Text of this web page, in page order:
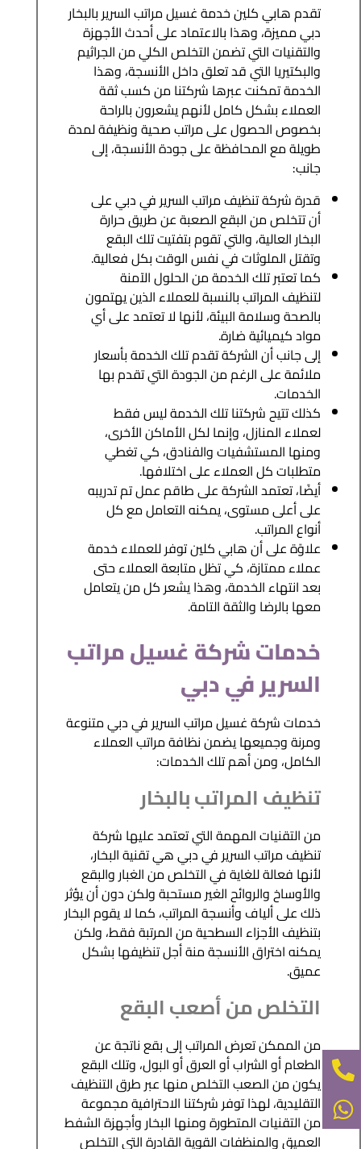
تقدم هابي كلين خدمة غسيل مراتب السرير بالبخار
دبي مميزة، وهذا بالاعتماد على أحدث الأجهزة
والتقنيات التي تضمن التخلص الكلي من الجراثيم
والبكتيريا التي قد تعلق داخل الأنسجة، وهذا
الخدمة تمكنت عبرها شركتنا من كسب ثقة
العملاء بشكل كامل لأنهم يشعرون بالراحة
بخصوص الحصول على مراتب صحية ونظيفة لمدة
طويلة مع المحافظة على جودة الأنسجة، إلى
جانب:
قدرة شركة تنظيف مراتب السرير في دبي على
أن تتخلص من البقع الصعبة عن طريق حرارة
البخار العالية، والتي تقوم بتفتيت تلك البقع
وتقتل الملوثات في نفس الوقت بكل فعالية.
كما تعتبر تلك الخدمة من الحلول الآمنة
لتنظيف المراتب بالنسبة للعملاء الذين يهتمون
بالصحة وسلامة البيئة، لأنها لا تعتمد على أي
مواد كيميائية ضارة.
إلى جانب أن الشركة تقدم تلك الخدمة بأسعار
ملائمة على الرغم من الجودة التي تقدم بها
الخدمات.
كذلك تتيح شركتنا تلك الخدمة ليس فقط
لعملاء المنازل، وإنما لكل الأماكن الأخرى،
ومنها المستشفيات والفنادق، كي تغطي
متطلبات كل العملاء على اختلافها.
أيضًا، تعتمد الشركة على طاقم عمل تم تدريبه
على أعلى مستوى، يمكنه التعامل مع كل
أنواع المراتب.
علاوًة على أن هابي كلين توفر للعملاء خدمة
عملاء ممتازة، كي تظل متابعة العملاء حتى
بعد انتهاء الخدمة، وهذا يشعر كل من يتعامل
معها بالرضا والثقة التامة.
خدمات شركة غسيل مراتب
السرير في دبي
خدمات شركة غسيل مراتب السرير في دبي متنوعة
ومرنة وجميعها يضمن نظافة مراتب العملاء
الكامل، ومن أهم تلك الخدمات:
تنظيف المراتب بالبخار
من التقنيات المهمة التي تعتمد عليها شركة
تنظيف مراتب السرير في دبي هي تقنية البخار،
لأنها فعالة للغاية في التخلص من الغبار والبقع
والأوساخ والروائح الغير مستحبة ولكن دون أن يؤثر
ذلك على ألياف وأنسجة المراتب، كما لا يقوم البخار
بتنظيف الأجزاء السطحية من المرتبة فقط، ولكن
يمكنه اختراق الأنسجة منة أجل تنظيفها بشكل
عميق.
التخلص من أصعب البقع
من الممكن تعرض المراتب إلى بقع ناتجة عن
الطعام أو الشراب أو العرق أو البول، وتلك البقع
يكون من الصعب التخلص منها عبر طرق التنظيف
التقليدية، لهذا توفر شركتنا الاحترافية مجموعة
من التقنيات المتطورة ومنها البخار وأجهزة الشفط
العميق والمنظفات القوية القادرة التي التخلص